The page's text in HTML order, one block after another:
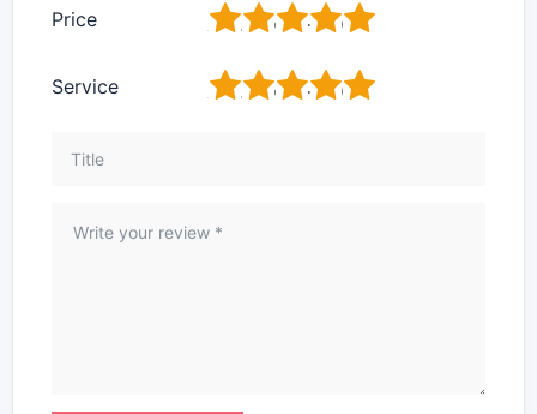
Price 5
4
3
2
Service 5
4
3
2